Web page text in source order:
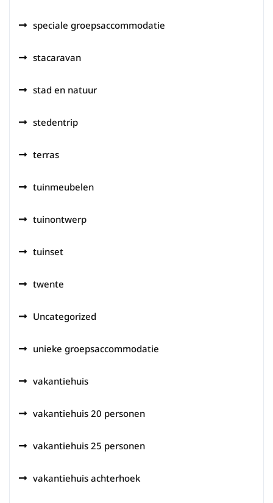
speciale groepsaccommodatie
stacaravan
stad en natuur
stedentrip
terras
tuinmeubelen
tuinontwerp
tuinset
twente
Uncategorized
unieke groepsaccommodatie
vakantiehuis
vakantiehuis 20 personen
vakantiehuis 25 personen
vakantiehuis achterhoek